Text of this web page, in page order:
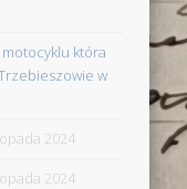
motocyklu która
w
2024
2024